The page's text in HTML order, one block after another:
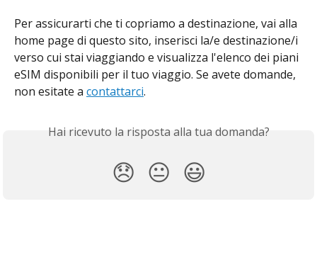
Per assicurarti che ti copriamo a destinazione, vai alla
home page di questo sito, inserisci la/e destinazione/i
verso cui stai viaggiando e visualizza l'elenco dei piani
eSIM disponibili per il tuo viaggio. Se avete domande,
non esitate a contattarci.
Hai ricevuto la risposta alla tua domanda?
😞 😐 😃